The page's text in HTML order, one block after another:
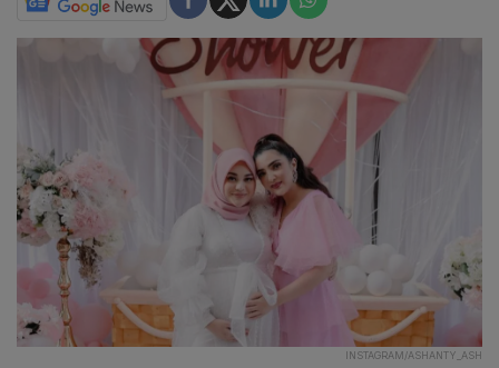
INSTAGRAM/ASHANTY_ASH